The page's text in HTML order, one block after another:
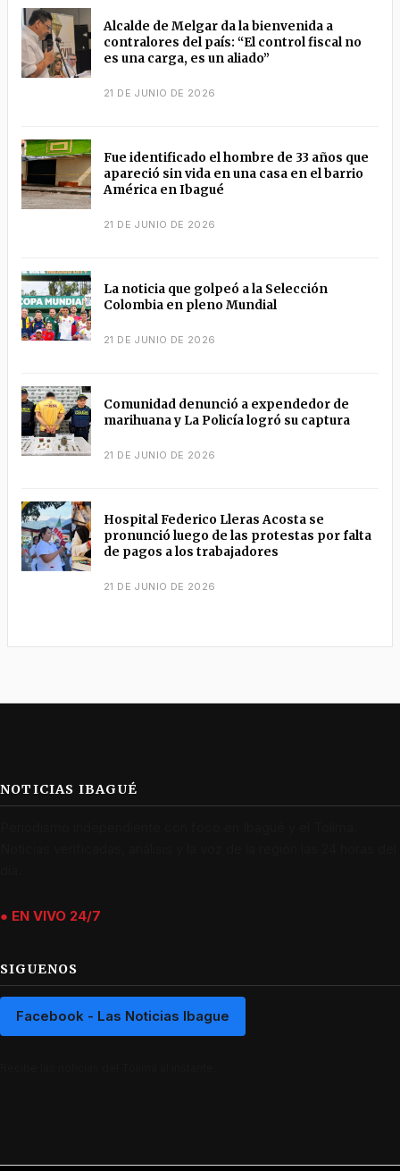
Alcalde de Melgar da la bienvenida a
contralores del país: “El control fiscal no
es una carga, es un aliado”
21 DE JUNIO DE 2026
Fue identificado el hombre de 33 años que
apareció sin vida en una casa en el barrio
América en Ibagué
21 DE JUNIO DE 2026
La noticia que golpeó a la Selección
Colombia en pleno Mundial
21 DE JUNIO DE 2026
Comunidad denunció a expendedor de
marihuana y La Policía logró su captura
21 DE JUNIO DE 2026
Hospital Federico Lleras Acosta se
pronunció luego de las protestas por falta
de pagos a los trabajadores
21 DE JUNIO DE 2026
NOTICIAS IBAGUÉ
● EN VIVO 24/7
SIGUENOS
Facebook - Las Noticias Ibague